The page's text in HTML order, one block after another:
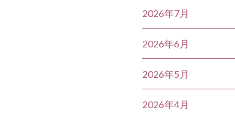
2026年7月
2026年6月
2026年5月
2026年4月